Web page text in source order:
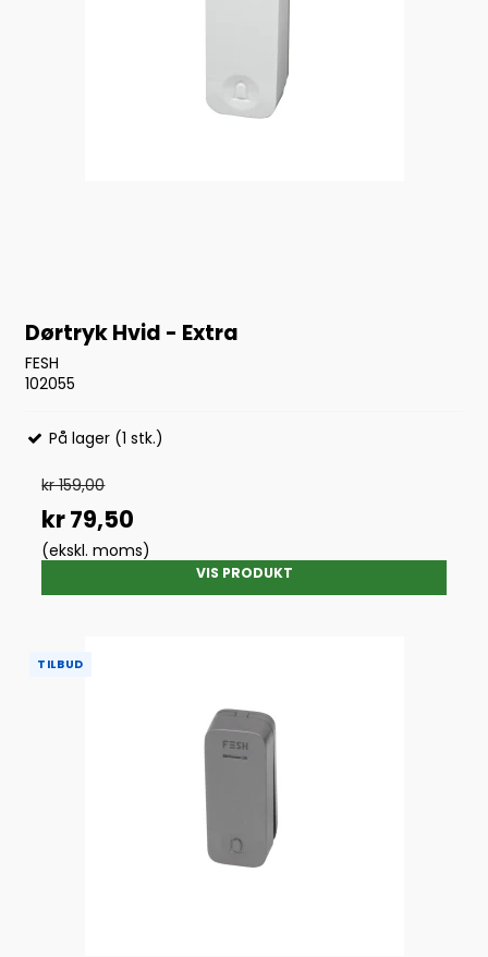
Dørtryk Hvid - Extra
FESH
102055
På lager (1 stk.)
kr 159,00
kr 79,50
(ekskl. moms)
VIS PRODUKT
TILBUD